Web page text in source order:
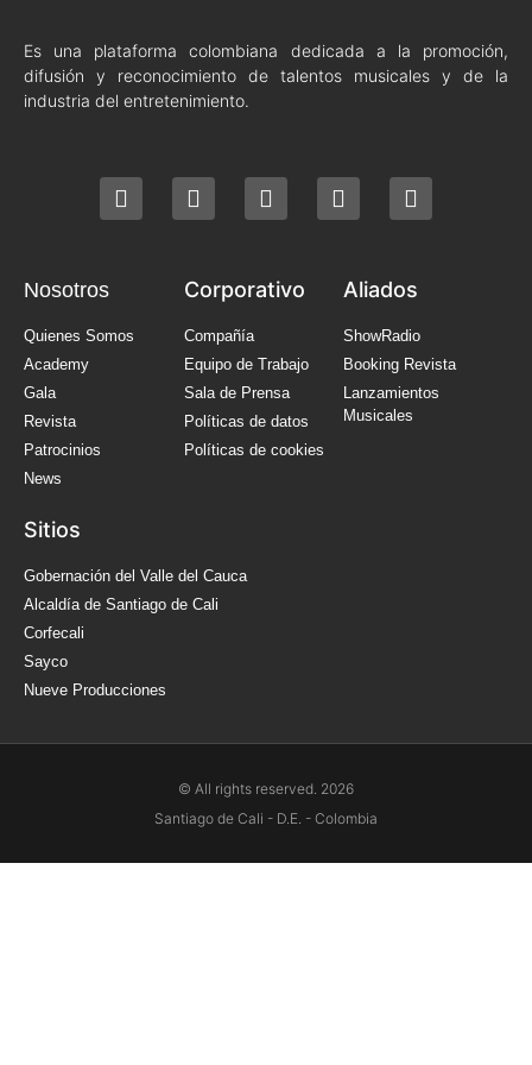
Es una plataforma colombiana dedicada a la promoción,
difusión y reconocimiento de talentos musicales y de la
industria del entretenimiento.
Nosotros
Quienes Somos
Academy
Gala
Revista
Patrocinios
News
Corporativo
Compañía
Equipo de Trabajo
Sala de Prensa
Políticas de datos
Políticas de cookies
Aliados
ShowRadio
Booking Revista
Lanzamientos
Musicales
Sitios
Gobernación del Valle del Cauca
Alcaldía de Santiago de Cali
Corfecali
Sayco
Nueve Producciones
© All rights reserved. 2026
Santiago de Cali - D.E. - Colombia